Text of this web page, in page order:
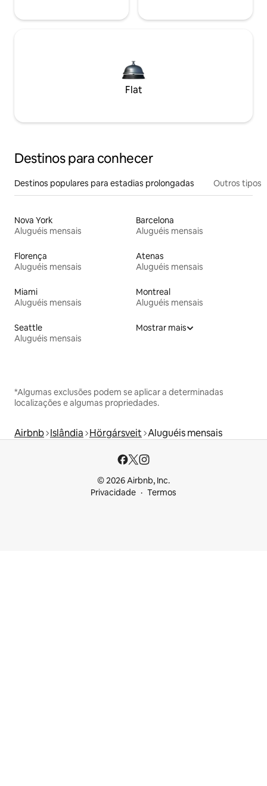
Flat
Destinos para conhecer
Destinos populares para estadias prolongadas Outros tipos
Nova York
Aluguéis mensais
Barcelona
Aluguéis mensais
Florença
Aluguéis mensais
Atenas
Aluguéis mensais
Miami
Aluguéis mensais
Montreal
Aluguéis mensais
Seattle
Aluguéis mensais
Mostrar mais
*Algumas exclusões podem se aplicar a determinadas
localizações e algumas propriedades.
Airbnb Islândia Hörgársveit Aluguéis mensais
© 2026 Airbnb, Inc.
Privacidade
Termos